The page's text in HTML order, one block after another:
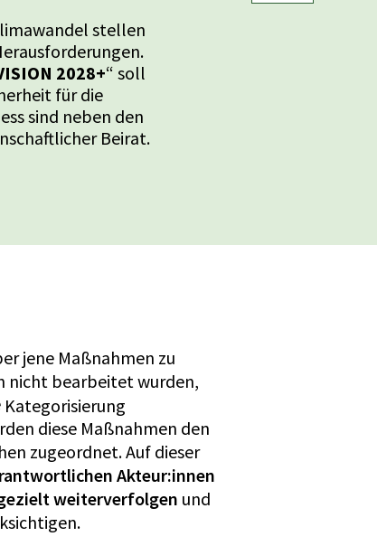
stellen
2028+“ soll
für die
sind neben den
Beirat.
jene Maßnahmen zu
nicht bearbeitet wurden,
Kategorisierung
diese Maßnahmen den
zugeordnet. Auf dieser
Akteur:innen
weiterverfolgen und